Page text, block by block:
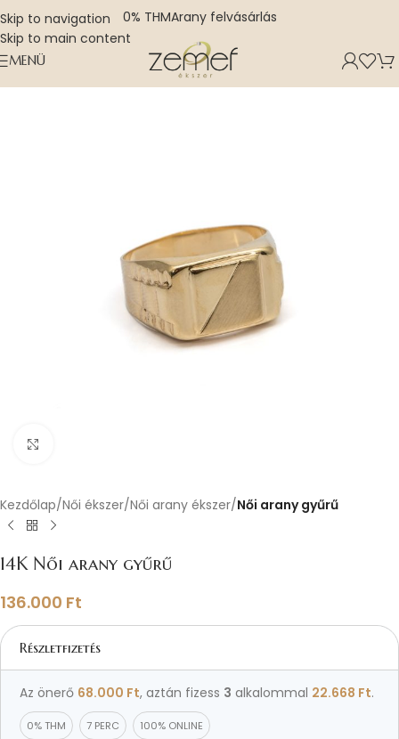
Skip to navigation
Skip to main content
0% THMArany felvásárlás
MENÜ
Kezdőlap Női ékszer Női arany ékszer Női arany gyűrű
14K Női arany gyűrű
136.000 Ft
Részletfizetés
Az önerő 68.000 Ft, aztán fizess 3 alkalommal 22.668 Ft.
0% THM 7 PERC 100% ONLINE